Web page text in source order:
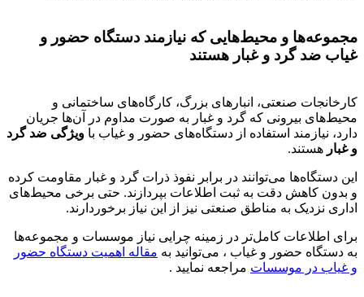
مجموعه‌ها و محیط‌هایی که نیازمند دستگاه حضور و
غیاب ضد گرد و غبار هستند
کارخانجات صنعتی، انبارهای بزرگ، کارگاه‌های ساختمانی و
محیط‌های بیرونی که گرد و غبار به صورت مداوم در آن‌ها جریان
دارد، نیازمند استفاده از دستگاه‌های حضور و غیاب با ویژگی ضد گرد
و غبار هستند.
این دستگاه‌ها می‌توانند در برابر نفوذ ذرات گرد و غبار مقاومت کرده
و بدون کاهش دقت به ثبت اطلاعات بپردازند. حتی برخی محیط‌های
اداری نزدیک به مناطق صنعتی نیز از این نیاز برخوردارند.
برای اطلاعات کامل‌تر در زمینه چرایی نیاز موسسات و مجموعه‌ها
به دستگاه حضور و غیاب ، می‌توانید به مقاله اهمیت دستگاه حضور
و غیاب در موسسات مراجعه نمایید .